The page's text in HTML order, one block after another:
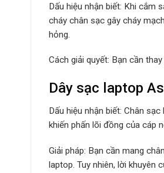
Dấu hiệu nhận biết: Khi cắm
cháy chân sạc gây cháy
hỏng.
Cách giải quyết: Bạn cần
Dây sạc laptop
Dấu hiệu nhận biết: Chân
khiến phấn lõi đồng của cáp
Giải pháp: Bạn cần mang
laptop. Tuy nhiên, lời khuyên